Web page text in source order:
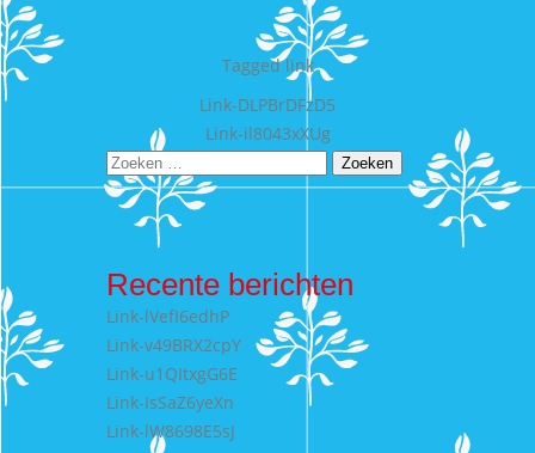
Taggedlink
navigatie
Link-DLPBrDFzD5
Link-il8043xXUg
Zoeken
naar:
Recente berichten
Link-lVefI6edhP
Link-v49BRX2cpY
Link-u1QItxgG6E
Link-IsSaZ6yeXn
Link-lW8698E5sJ